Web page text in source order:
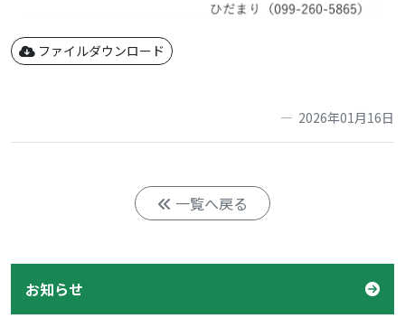
ファイルダウンロード
2026年01月16日
一覧へ戻る
お知らせ